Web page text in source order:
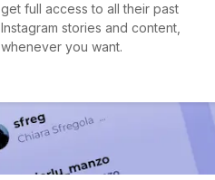
get full access to all their past
Instagram stories and content,
whenever you want.